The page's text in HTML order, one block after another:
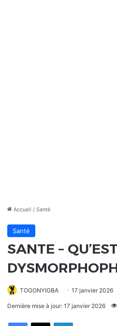
Accueil / Santé
Santé
SANTE –
TOGONYIGBA 17 janvier 2026
Dernière mise à jour: 17 janvier 2026
FacebookX Linkedin